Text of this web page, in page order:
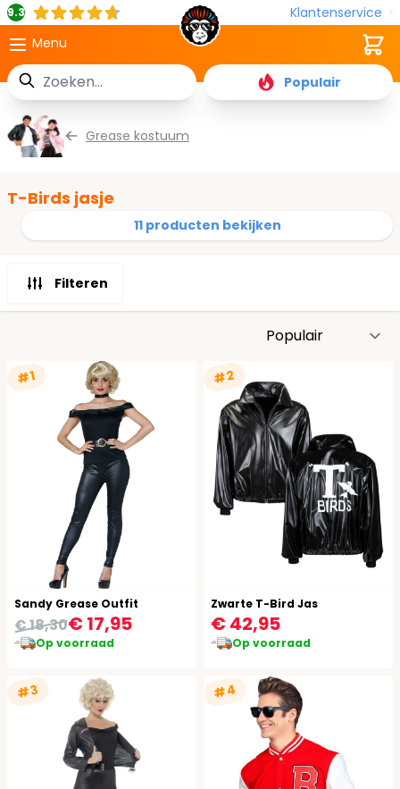
9.3
Klantenservice
Menu
Zoek
Populair
Cart
Grease kostuum
T-Birds jasje
11 producten bekijken
Filteren
#1
Sandy Grease Outfit
€ 17,95
€ 18,30
Op voorraad
#2
Zwarte T-Bird Jas
€ 42,95
Op voorraad
#3 #4